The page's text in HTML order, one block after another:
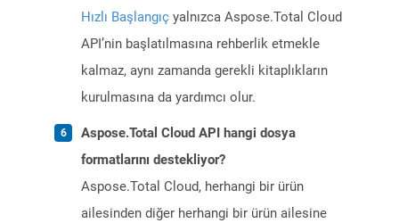
Hızlı Başlangıç yalnızca Aspose.Total Cloud
API’nin başlatılmasına rehberlik etmekle
kalmaz, aynı zamanda gerekli kitaplıkların
kurulmasına da yardımcı olur.
Aspose.Total Cloud API hangi dosya
formatlarını destekliyor?
Aspose.Total Cloud, herhangi bir ürün
ailesinden diğer herhangi bir ürün ailesine